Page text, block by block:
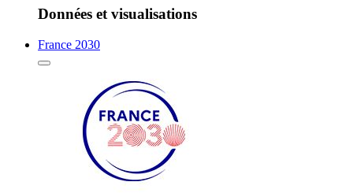
Données et visualisations
France 2030